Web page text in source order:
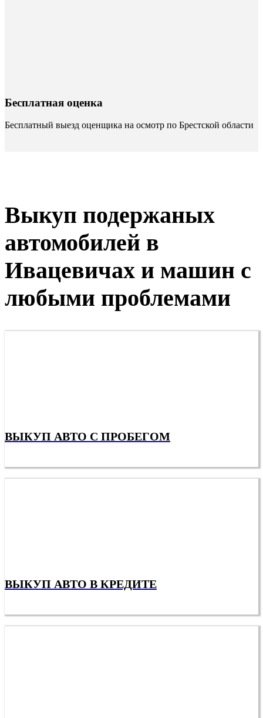
Бесплатная оценка
Бесплатный выезд оценщика на осмотр по Брестской области
Выкуп подержаных
автомобилей в
Ивацевичах и машин с
любыми проблемами
ВЫКУП АВТО С ПРОБЕГОМ
ВЫКУП АВТО В КРЕДИТЕ